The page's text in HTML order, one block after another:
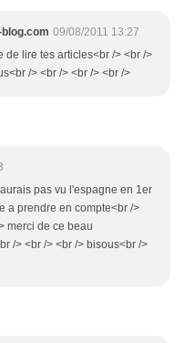
09/08/2011 13:27
de lire tes articles<br /> <br />
/> <br /> <br /> <br />
pas vu l'espagne en 1er
a prendre en compte<br />
merci de ce beau
/> <br /> <br /> bisous<br />